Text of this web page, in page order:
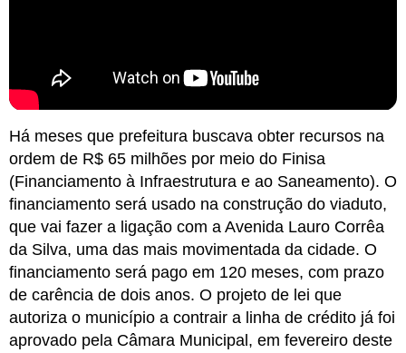
Há meses que prefeitura buscava obter recursos na
ordem de R$ 65 milhões por meio do Finisa
(Financiamento à Infraestrutura e ao Saneamento). O
financiamento será usado na construção do viaduto,
que vai fazer a ligação com a Avenida Lauro Corrêa
da Silva, uma das mais movimentada da cidade. O
financiamento será pago em 120 meses, com prazo
de carência de dois anos. O projeto de lei que
autoriza o município a contrair a linha de crédito já foi
aprovado pela Câmara Municipal, em fevereiro deste